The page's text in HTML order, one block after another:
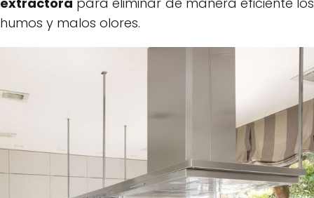
humos y malos olores.